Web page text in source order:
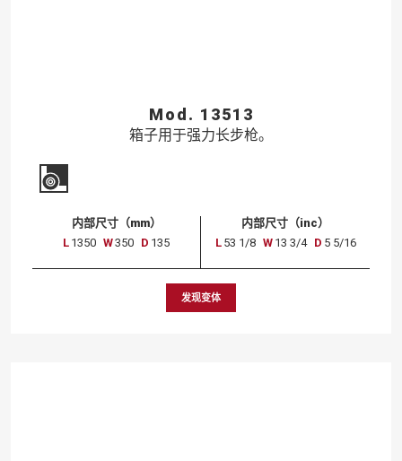
Mod. 13513
箱子用于强力长步枪。
内部尺寸（mm）
L 1350 W350 D 135
内部尺寸（inc）
L 53 1/8 W 13 3/4 D 5 5/16
发现变体